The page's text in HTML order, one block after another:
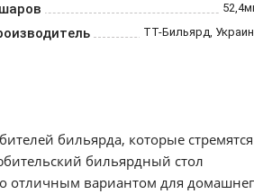
ТТ-Бильярд,
бильярда, которые стремятся
бильярдный стол
отличным вариантом для